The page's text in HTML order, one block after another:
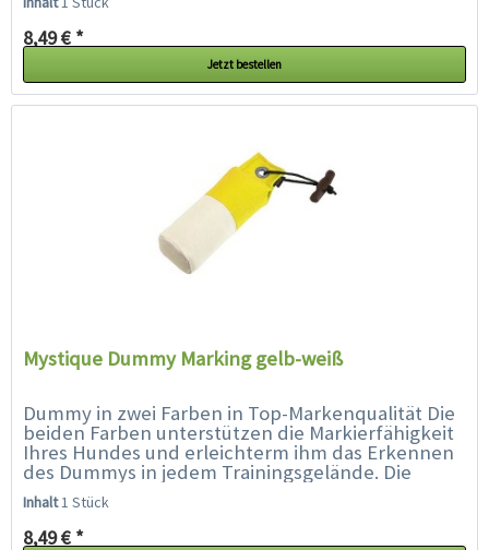
8,49 € *
Jetzt bestellen
Mystique Dummy Marking gelb-weiß
Dummy in zwei Farben in Top-Markenqualität Die
beiden Farben unterstützen die Markierfähigkeit
Ihres Hundes und erleichterm ihm das Erkennen
des Dummys in jedem Trainingsgelände. Die
spezielle Füllung und...
Inhalt1 Stück
8,49 € *